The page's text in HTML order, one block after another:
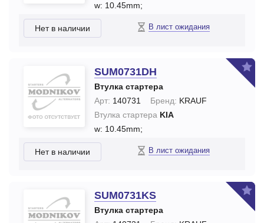
w: 10.45mm;
Нет в наличии В лист ожидания
SUM0731DH
Втулка стартера
Арт: 140731 Бренд: KRAUF
Втулка стартера KIA
w: 10.45mm;
Нет в наличии В лист ожидания
SUM0731KS
Втулка стартера